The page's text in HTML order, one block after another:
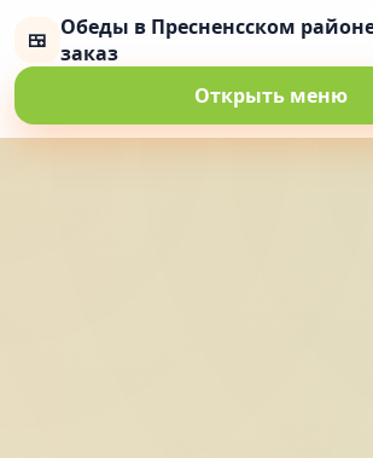
🍱 Обеды в Пресненсском
заказ
Открыть меню